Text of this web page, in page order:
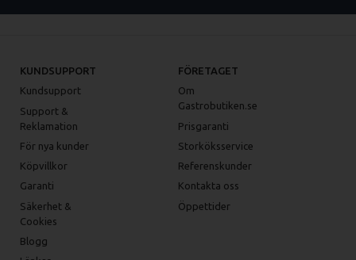
KUNDSUPPORT
Kundsupport
Support &
Reklamation
För nya kunder
Köpvillkor
Garanti
Säkerhet &
Cookies
Blogg
FÖRETAGET
Om
Gastrobutiken.se
Prisgaranti
Storköksservice
Referenskunder
Kontakta oss
Öppettider